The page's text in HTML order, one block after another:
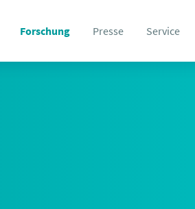
Forschung Presse Service